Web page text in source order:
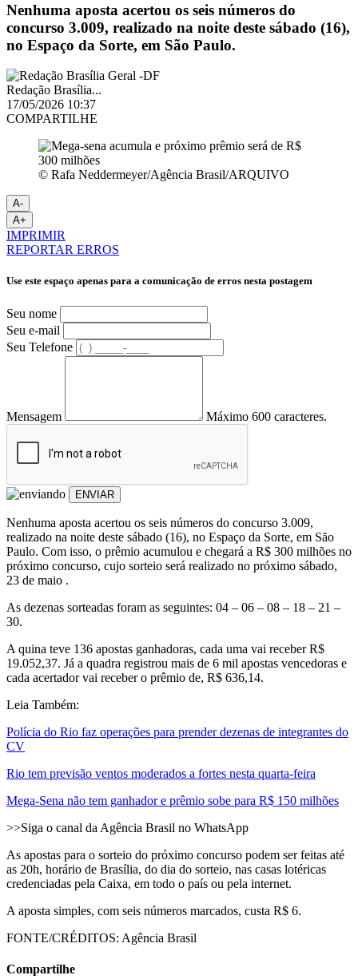
Nenhuma aposta acertou os seis números do
concurso 3.009, realizado na noite deste sábado (16),
no Espaço da Sorte, em São Paulo.
Redação Brasília...
17/05/2026 10:37
COMPARTILHE
© Rafa Neddermeyer/Agência Brasil/ARQUIVO
A-
A+
IMPRIMIR
REPORTAR ERROS
Use este espaço apenas para a comunicação de erros nesta postagem
Seu nome
Seu e-mail
Seu Telefone
Mensagem Máximo 600 caracteres.
ENVIAR
Nenhuma aposta acertou os seis números do concurso 3.009,
realizado na noite deste sábado (16), no Espaço da Sorte, em São
Paulo. Com isso, o prêmio acumulou e chegará a R$ 300 milhões no
próximo concurso, cujo sorteio será realizado no próximo sábado,
23 de maio .
As dezenas sorteadas foram as seguintes: 04 – 06 – 08 – 18 – 21 –
30.
A quina teve 136 apostas ganhadoras, cada uma vai receber R$
19.052,37. Já a quadra registrou mais de 6 mil apostas vencedoras e
cada acertador vai receber o prêmio de, R$ 636,14.
Leia Também:
Polícia do Rio faz operações para prender dezenas de integrantes do
CV
Rio tem previsão ventos moderados a fortes nesta quarta-feira
Mega-Sena não tem ganhador e prêmio sobe para R$ 150 milhões
>>Siga o canal da Agência Brasil no WhatsApp
As apostas para o sorteio do próximo concurso podem ser feitas até
as 20h, horário de Brasília, do dia do sorteio, nas casas lotéricas
credenciadas pela Caixa, em todo o país ou pela internet.
A aposta simples, com seis números marcados, custa R$ 6.
FONTE/CRÉDITOS: Agência Brasil
Compartilhe